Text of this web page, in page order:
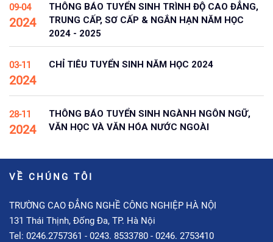
09-04
2024
THÔNG BÁO TUYỂN SINH TRÌNH ĐỘ CAO ĐẲNG,
TRUNG CẤP, SƠ CẤP & NGẮN HẠN NĂM HỌC
2024 - 2025
03-11
2024
CHỈ TIÊU TUYỂN SINH NĂM HỌC 2024
28-11
2024
THÔNG BÁO TUYỂN SINH NGÀNH NGÔN NGỮ,
VĂN HỌC VÀ VĂN HÓA NƯỚC NGOÀI
VỀ CHÚNG TÔI
TRƯỜNG CAO ĐẲNG NGHỀ CÔNG NGHIỆP HÀ NỘI
131 Thái Thịnh, Đống Đa, TP. Hà Nội
Tel: 0246.2757361 - 0243. 8533780 - 0246. 2753410